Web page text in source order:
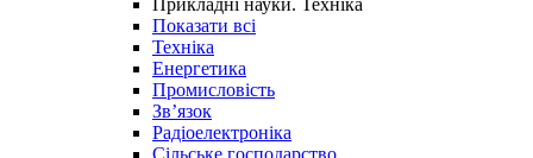
Прикладні науки. Техніка
Показати всі
Техніка
Енергетика
Промисловість
Зв’язок
Радіоелектроніка
Сільське господарство